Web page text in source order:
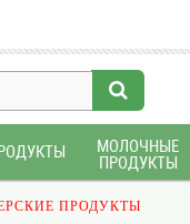
МОЛОЧНЫЕ
ПРОДУКТЫ
ПРОДУКТЫ